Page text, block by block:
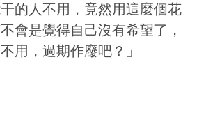
的人不用，竟然用這麼個花
會是覺得自己沒有希望了，
用，過期作廢吧？」